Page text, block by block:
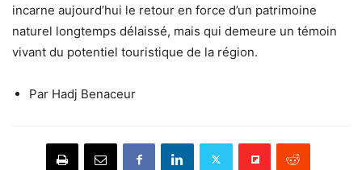
incarne aujourd’hui le retour en force d’un patrimoine
naturel longtemps délaissé, mais qui demeure un témoin
vivant du potentiel touristique de la région.
Par Hadj Benaceur